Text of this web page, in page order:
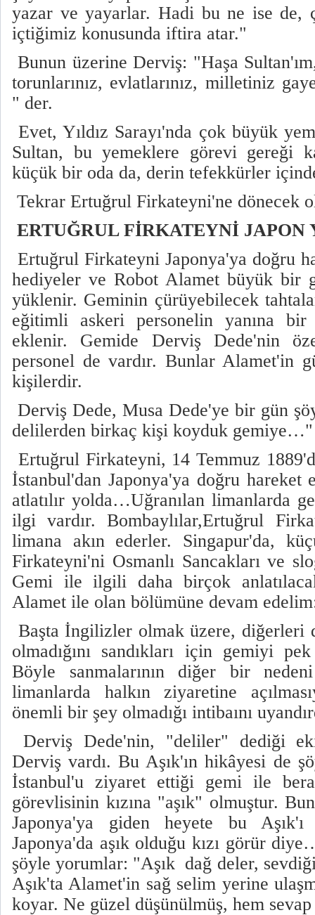
yazar ve yayarlar. Hadi bu ne ise de,
içtiğimiz konusunda iftira atar."
Bunun üzerine Derviş: "Haşa
torunlarınız, evlatlarınız, milletiniz
" der.
Evet, Yıldız Sarayı'nda çok büyük
Sultan, bu yemeklere görevi gereği
küçük bir oda da, derin tefekkürler
Tekrar Ertuğrul Firkateyni'ne dönecek
ERTUĞRUL FİRKATEYNİ JAPON
Ertuğrul Firkateyni Japonya'ya doğru
hediyeler ve Robot Alamet büyük bir
yüklenir. Geminin çürüyebilecek
eğitimli askeri personelin yanına bir
eklenir. Gemide Derviş Dede'nin
personel de vardır. Bunlar Alamet'in
kişilerdir.
Derviş Dede, Musa Dede'ye bir gün
delilerden birkaç kişi koyduk gemiye…"
Ertuğrul Firkateyni, 14 Temmuz
İstanbul'dan Japonya'ya doğru hareket
atlatılır yolda…Uğranılan limanlarda
ilgi vardır. Bombaylılar,Ertuğrul
limana akın ederler. Singapur'da,
Firkateyni'ni Osmanlı Sancakları ve
Gemi ile ilgili daha birçok
Alamet ile olan bölümüne devam
Başta İngilizler olmak üzere, diğerleri
olmadığını sandıkları için gemiyi
Böyle sanmalarının diğer bir
limanlarda halkın ziyaretine
önemli bir şey olmadığı intibaını
Derviş Dede'nin, "deliler" dediği
Derviş vardı. Bu Aşık'ın hikâyesi de
İstanbul'u ziyaret ettiği gemi ile
görevlisinin kızına "aşık" olmuştur.
Japonya'ya giden heyete bu
Japonya'da aşık olduğu kızı görür
şöyle yorumlar: "Aşık dağ deler,
Aşık'ta Alamet'in sağ selim yerine
koyar. Ne güzel düşünülmüş, hem